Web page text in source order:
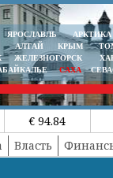
ЯРОСЛАВЛЬ АРКТИКА
АЛТАЙ КРЫМ
ЖЕЛЕЗНОГОРСК
САХА
€ 94.84
Власть